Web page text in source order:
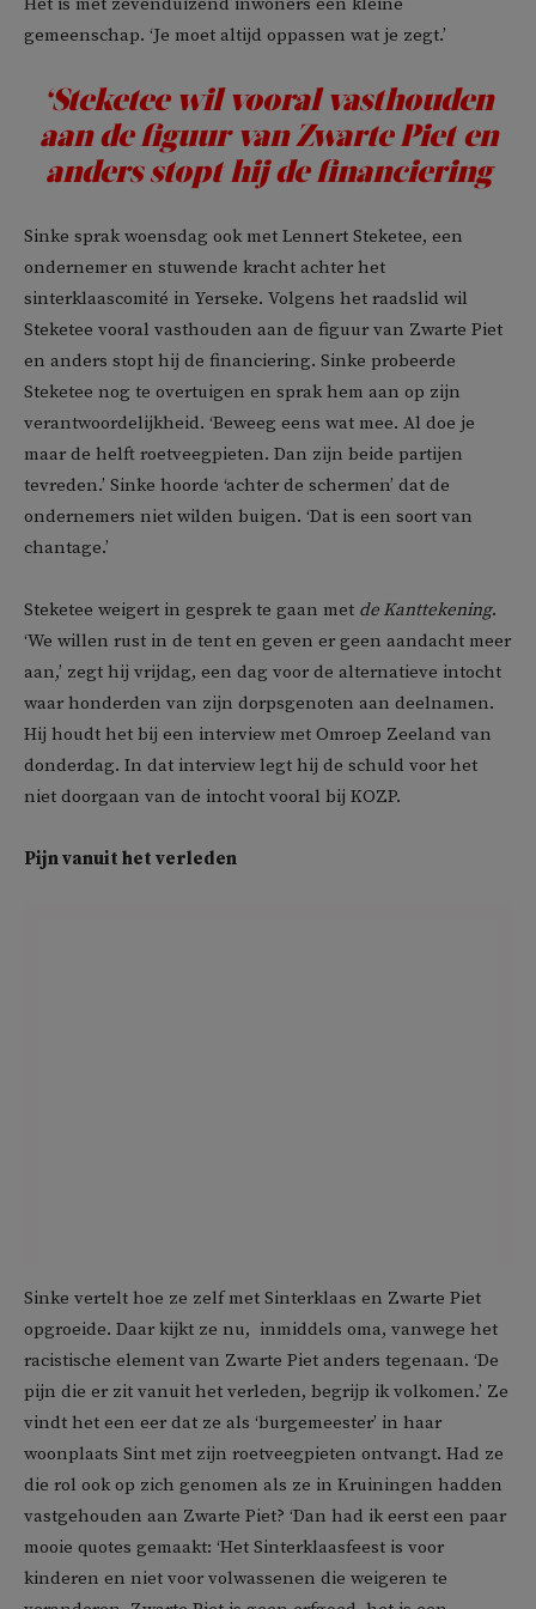
gemeenschap. ‘Je moet altijd oppassen wat je zegt.’
‘Steketee wil vooral vasthouden
aan de figuur van Zwarte Piet en
anders stopt hij de financiering
Sinke sprak woensdag ook met Lennert Steketee, een
ondernemer en stuwende kracht achter het
sinterklaascomité in Yerseke. Volgens het raadslid wil
Steketee vooral vasthouden aan de figuur van Zwarte Piet
en anders stopt hij de financiering. Sinke probeerde
Steketee nog te overtuigen en sprak hem aan op zijn
verantwoordelijkheid. ‘Beweeg eens wat mee. Al doe je
maar de helft roetveegpieten. Dan zijn beide partijen
tevreden.’ Sinke hoorde ‘achter de schermen’ dat de
ondernemers niet wilden buigen. ‘Dat is een soort van
chantage.’
Steketee weigert in gesprek te gaan met de Kanttekening.
‘We willen rust in de tent en geven er geen aandacht meer
aan,’ zegt hij vrijdag, een dag voor de alternatieve intocht
waar honderden van zijn dorpsgenoten aan deelnamen.
Hij houdt het bij een interview met Omroep Zeeland van
donderdag. In dat interview legt hij de schuld voor het
niet doorgaan van de intocht vooral bij KOZP.
Pijn vanuit het verleden
Sinke vertelt hoe ze zelf met Sinterklaas en Zwarte Piet
opgroeide. Daar kijkt ze nu, inmiddels oma, vanwege het
racistische element van Zwarte Piet anders tegenaan. ‘De
pijn die er zit vanuit het verleden, begrijp ik volkomen.’ Ze
vindt het een eer dat ze als ‘burgemeester’ in haar
woonplaats Sint met zijn roetveegpieten ontvangt. Had ze
die rol ook op zich genomen als ze in Kruiningen hadden
vastgehouden aan Zwarte Piet? ‘Dan had ik eerst een paar
mooie quotes gemaakt: ‘Het Sinterklaasfeest is voor
kinderen en niet voor volwassenen die weigeren te